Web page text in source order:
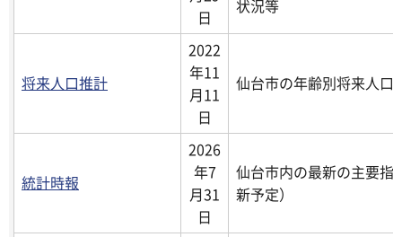
日
状況等
将来人口推計
2022
年11
月11
日
仙台市の年齢別将来人口
統計時報
2026
年7
月31
日
仙台市内の最新の主要指
新予定）